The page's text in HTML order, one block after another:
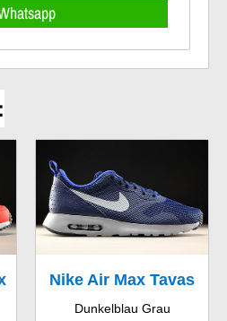
Nike Air Max Tavas
Dunkelblau Grau